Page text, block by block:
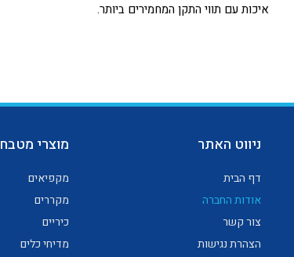
איכות עם תווי התקן המחמירים ביותר.
ניווט האתר
דף הבית
אודות החברה
צור קשר
הצהרת נגישות
מוצרי מטבח
מקפיאים
מקררים
כיריים
מדיחי כלים